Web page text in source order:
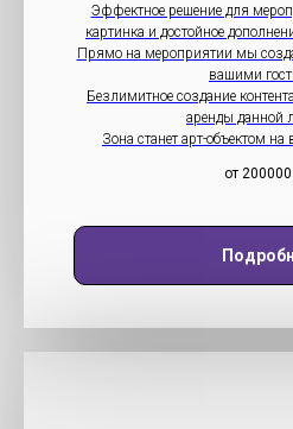
Эффектное решение для
картинка и достойное
Прямо на мероприятии мы
вашими
Безлимитное создание
аренды данной
Зона станет арт-объектом
от 200000